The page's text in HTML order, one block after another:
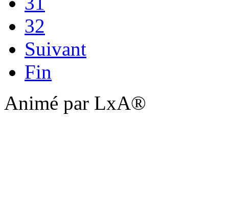
32
Suivant
Fin
Animé par LxA®